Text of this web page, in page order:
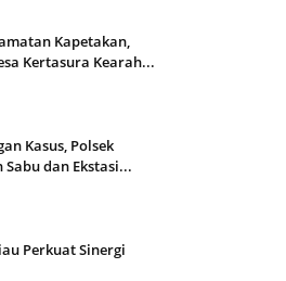
Kapetakan,
Kertasura Kearah...
Kasus, Polsek
dan Ekstasi...
Perkuat Sinergi